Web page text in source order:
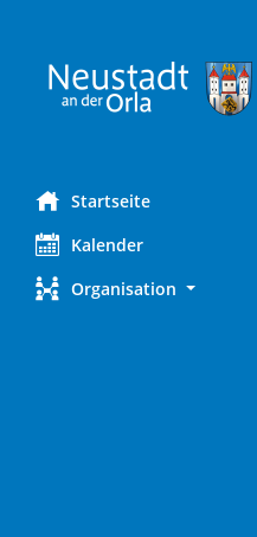
Startseite
Kalender
Organisation